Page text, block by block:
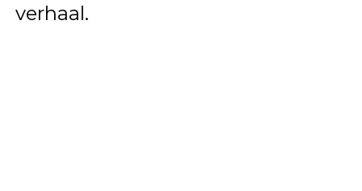
verhaal.